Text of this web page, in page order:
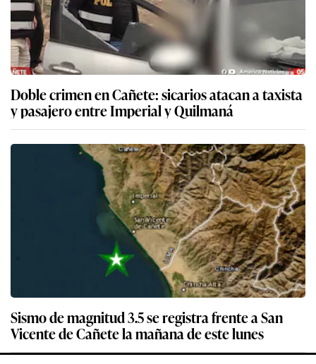
Doble crimen en Cañete: sicarios atacan a taxista
y pasajero entre Imperial y Quilmaná
Sismo de magnitud 3.5 se registra frente a San
Vicente de Cañete la mañana de este lunes